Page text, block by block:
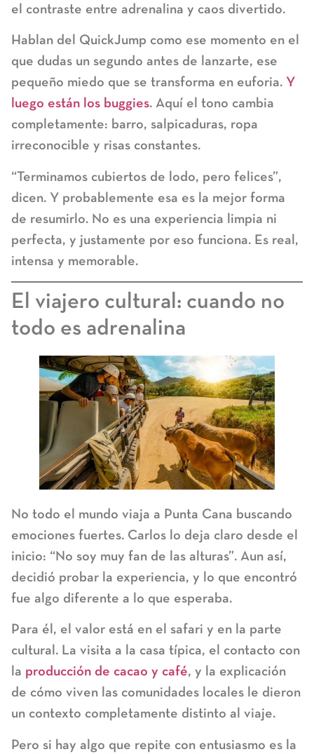
el contraste entre adrenalina y caos divertido.
Hablan del QuickJump como ese momento en el
que dudas un segundo antes de lanzarte, ese
pequeño miedo que se transforma en euforia. Y
luego están los buggies. Aquí el tono cambia
completamente: barro, salpicaduras, ropa
irreconocible y risas constantes.
“Terminamos cubiertos de lodo, pero felices”,
dicen. Y probablemente esa es la mejor forma
de resumirlo. No es una experiencia limpia ni
perfecta, y justamente por eso funciona. Es real,
intensa y memorable.
El viajero cultural: cuando no
todo es adrenalina
No todo el mundo viaja a Punta Cana buscando
emociones fuertes. Carlos lo deja claro desde el
inicio: “No soy muy fan de las alturas”. Aun así,
decidió probar la experiencia, y lo que encontró
fue algo diferente a lo que esperaba.
Para él, el valor está en el safari y en la parte
cultural. La visita a la casa típica, el contacto con
la producción de cacao y café, y la explicación
de cómo viven las comunidades locales le dieron
un contexto completamente distinto al viaje.
Pero si hay algo que repite con entusiasmo es la